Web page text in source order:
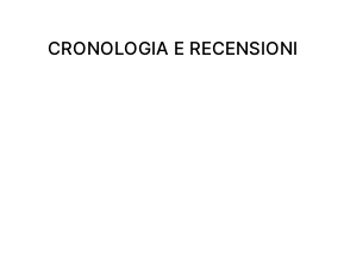
CRONOLOGIA E RECENSIONI